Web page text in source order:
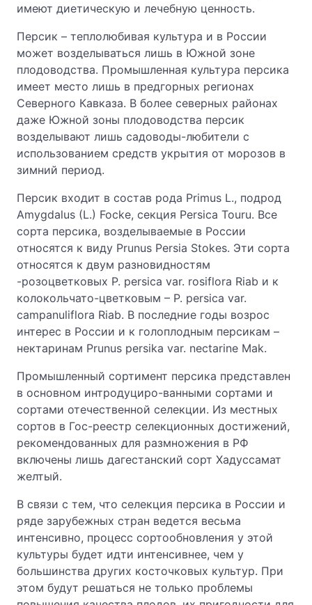
имеют диетическую и лечебную ценность.
Персик – теплолюбивая культура и в России
может возделываться лишь в Южной зоне
плодоводства. Промышленная культура персика
имеет место лишь в предгорных регионах
Северного Кавказа. В более северных районах
даже Южной зоны плодоводства персик
возделывают лишь садоводы-любители с
использованием средств укрытия от морозов в
зимний период.
Персик входит в состав рода Primus L., подрод
Amygdalus (L.) Focke, секция Persica Touru. Все
сорта персика, возделываемые в России
относятся к виду Prunus Persia Stokes. Эти сорта
относятся к двум разновидностям
-розоцветковых Р. persica var. rosiflora Riab и к
колокольчато-цветковым – Р. persica var.
campanuliflora Riab. В последние годы возрос
интерес в России и к голоплодным персикам –
нектаринам Prunus persika var. nectarine Mak.
Промышленный сортимент персика представлен
в основном интродуциро-ванными сортами и
сортами отечественной селекции. Из местных
сортов в Гос-реестр селекционных достижений,
рекомендованных для размножения в РФ
включены лишь дагестанский сорт Хадуссамат
желтый.
В связи с тем, что селекция персика в России и
ряде зарубежных стран ведется весьма
интенсивно, процесс сортообновления у этой
культуры будет идти интенсивнее, чем у
большинства других косточковых культур. При
этом будут решаться не только проблемы